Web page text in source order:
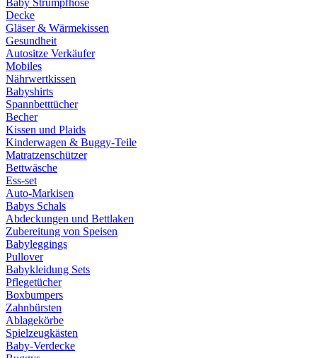
Baby Strumpfhose
Decke
Gläser & Wärmekissen
Gesundheit
Autositze Verkäufer
Mobiles
Nährwertkissen
Babyshirts
Spannbetttücher
Becher
Kissen und Plaids
Kinderwagen & Buggy-Teile
Matratzenschützer
Bettwäsche
Ess-set
Auto-Markisen
Babys Schals
Abdeckungen und Bettlaken
Zubereitung von Speisen
Babyleggings
Pullover
Babykleidung Sets
Pflegetücher
Boxbumpers
Zahnbürsten
Ablagekörbe
Spielzeugkästen
Baby-Verdecke